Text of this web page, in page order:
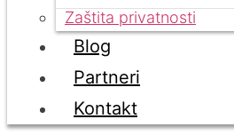
Zaštita privatnosti
Blog
Partneri
Kontakt